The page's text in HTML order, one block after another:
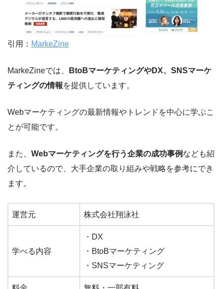
引用： MarkeZine
MarkeZineでは、
BtoBマーケティングやDX、SNSマーケ
ティングの情報を提供しています。
Webマーケティングの最新情報やトレンドを中心に学ぶこ
とが可能です。
また、 Webマーケティングを行う企業の成功事例 なども紹
介しているので、大手企業の取り組みや戦略を参考にでき
ます。
運営元 株式会社翔泳社
学べる内容
・DX
・BtoBマーケティング
・SNSマーケティング